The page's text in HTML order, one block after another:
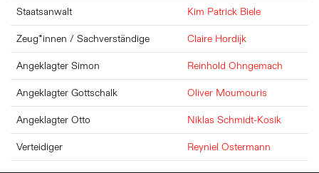
Staatsanwalt
Kim Patrick Biele
Zeug*innen / Sachverständige
Claire Hordijk
Angeklagter Simon
Reinhold Ohngemach
Angeklagter Gottschalk
Oliver Moumouris
Angeklagter Otto
Niklas Schmidt-Kosik
Verteidiger
Reyniel Ostermann